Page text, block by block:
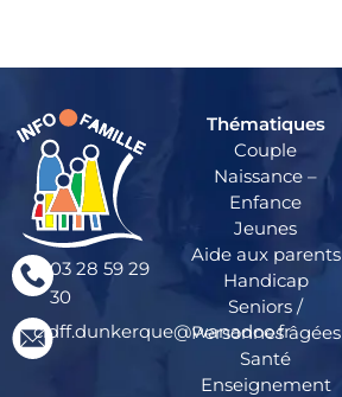
03 28 59 29
30
cidff.dunkerque@wanadoo.fr
Thématiques
Couple
Naissance –
Enfance
Jeunes
Aide aux parents
Handicap
Seniors /
Personnes âgées
Santé
Enseignement